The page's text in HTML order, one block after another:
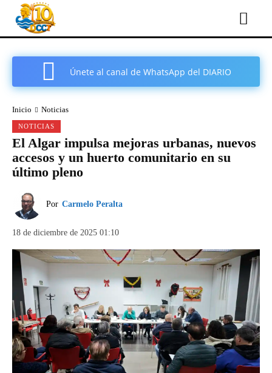
Únete al canal de WhatsApp del DIARIO
Inicio Noticias
NOTICIAS
El Algar impulsa mejoras urbanas, nuevos
accesos y un huerto comunitario en su
último pleno
Por Carmelo Peralta
18 de diciembre de 2025 01:10